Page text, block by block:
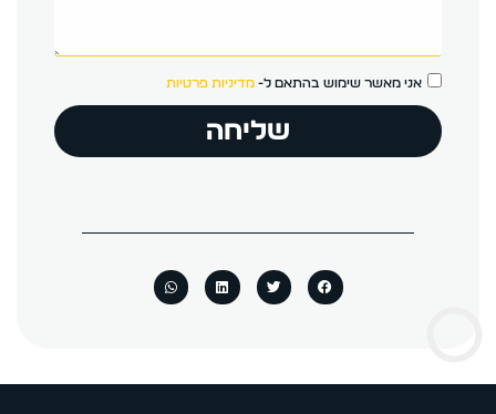
אני מאשר שימוש בהתאם ל- מדיניות פרטיות
שליחה